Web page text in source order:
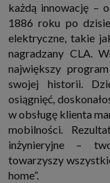
każdą innowację –
1886 roku po
elektryczne, takie
nagradzany CLA.
największy
swojej historii.
osiągnięć,
w obsługę klienta
mobilności.
inżynieryjne –
towarzyszy
home”.